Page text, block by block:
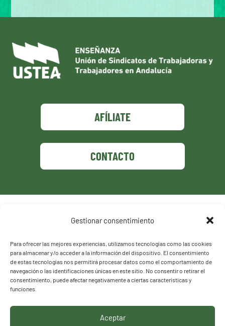
Gestionar consentimiento
Para ofrecer las mejores experiencias, utilizamos tecnologías como las cookies
para almacenar y/o acceder a la información del dispositivo. El consentimiento
de estas tecnologías nos permitirá procesar datos como el comportamiento de
navegación o las identificaciones únicas en este sitio. No consentir o retirar el
consentimiento, puede afectar negativamente a ciertas características y
funciones.
Aceptar
AFÍLIATE
CONTACTO
Política de privacidad